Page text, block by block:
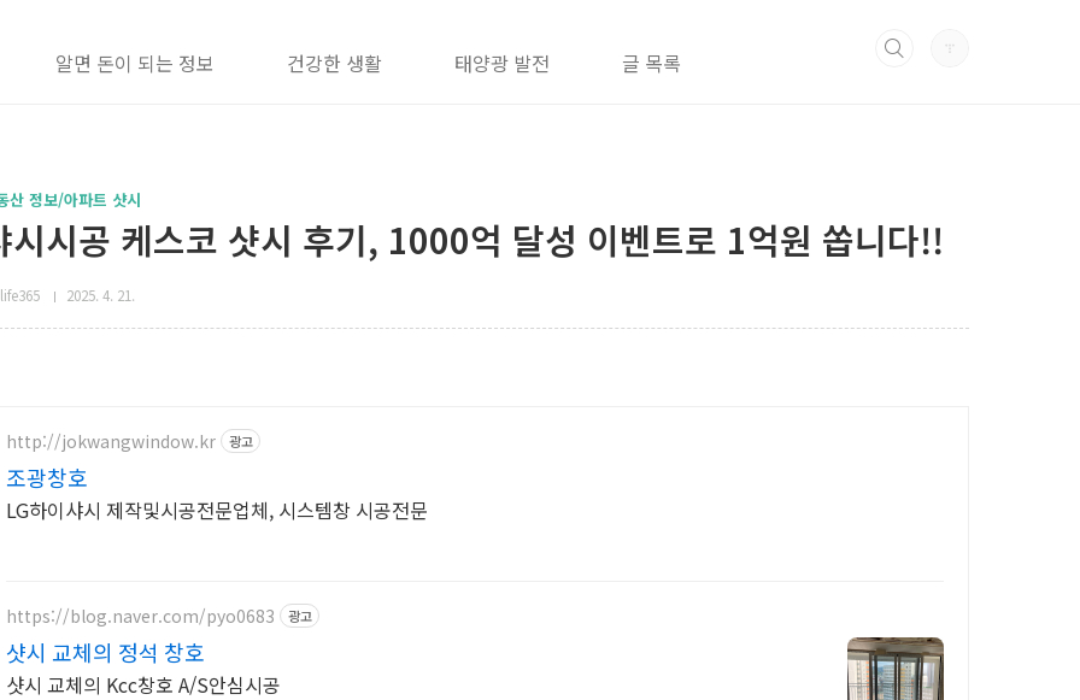
알면 돈이 되는 정보 건강한 생활 태양광 발전 글 목록
산 정보/아파트 샷시
시시공 케스코 샷시 후기, 1000억 달성 이벤트로 1억원 쏩니다!!
2025. 4. 21.
http://jokwangwindow.kr 광고
조광창호
LG하이샤시 제작및시공전문업체, 시스템창 시공전문
https://blog.naver.com/pyo0683 광고
샷시 교체의 정석 창호
샷시 교체의 Kcc창호 A/S안심시공